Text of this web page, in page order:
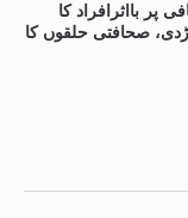
پر بااثرافراد کا
صحافتی حلقوں کا